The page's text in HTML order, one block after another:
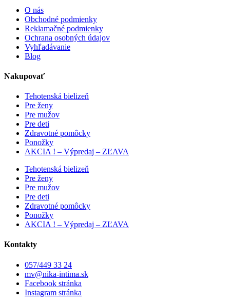
O nás
Obchodné podmienky
Reklamačné podmienky
Ochrana osobných údajov
Vyhľadávanie
Blog
Nakupovať
Tehotenská bielizeň
Pre ženy
Pre mužov
Pre deti
Zdravotné pomôcky
Ponožky
AKCIA ! – Výpredaj – ZĽAVA
Tehotenská bielizeň
Pre ženy
Pre mužov
Pre deti
Zdravotné pomôcky
Ponožky
AKCIA ! – Výpredaj – ZĽAVA
Kontakty
057/449 33 24
mv@nika-intima.sk
Facebook stránka
Instagram stránka